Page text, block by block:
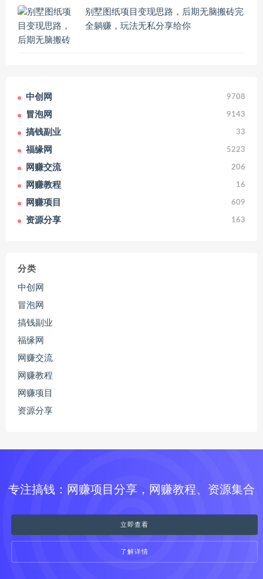
别墅图纸项目变现思路，后期无脑搬砖完
全躺赚，玩法无私分享给你
中创网 9708
冒泡网 9143
搞钱副业 33
福缘网 5223
网赚交流 206
网赚教程 16
网赚项目 609
资源分享 163
分类
中创网
冒泡网
搞钱副业
福缘网
网赚交流
网赚教程
网赚项目
资源分享
专注搞钱：网赚项目分享，网赚教程、资源集合
立即查看
了解详情